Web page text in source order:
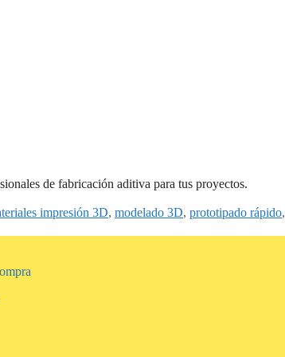
de fabricación aditiva para tus proyectos.
impresión 3D, modelado 3D, prototipado rápido,